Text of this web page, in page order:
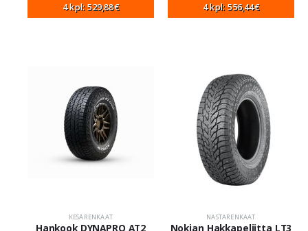
4 kpl: 529,88€ 4 kpl: 556,44€
KESÄRENKAAT
Hankook DYNAPRO AT2
NASTARENKAAT
Nokian Hakkapeliitta LT3